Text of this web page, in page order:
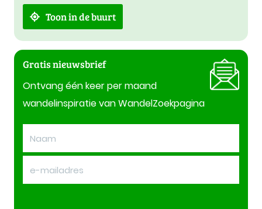
Toon in de buurt
Gratis nieuwsbrief
Ontvang één keer per maand
wandelinspiratie van WandelZoekpagina